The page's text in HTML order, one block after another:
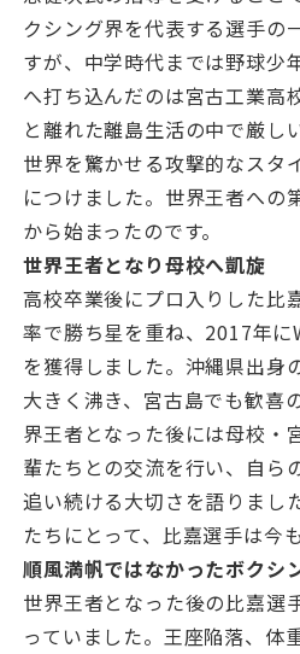
クシング界を代表する選手の
すが、中学時代までは野球少
へ打ち込んだのは宮古工業高
と離れた離島生活の中で厳し
世界を驚かせる攻撃的なスタ
につけました。世界王者への
から始まったのです。
世界王者となり母校へ凱旋
高校卒業後にプロ入りした比
率で勝ち星を重ね、2017年に
を獲得しました。沖縄県出身
大きく沸き、宮古島でも歓喜
界王者となった後には母校・
輩たちとの交流を行い、自ら
追い続ける大切さを語りまし
たちにとって、比嘉選手は今
順風満帆ではなかったボクシ
世界王者となった後の比嘉選
っていました。王座陥落、体